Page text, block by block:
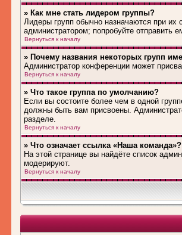
» Как мне стать лидером группы?
Лидеры групп обычно назначаются при их
администратором; попробуйте отправить
Вернуться к началу
» Почему названия некоторых групп
Администратор конференции может
Вернуться к началу
» Что такое группа по умолчанию?
Если вы состоите более чем в одной
должны быть вам присвоены.
разделе.
Вернуться к началу
» Что означает ссылка «Наша команда»?
На этой странице вы найдёте список
модерируют.
Вернуться к началу